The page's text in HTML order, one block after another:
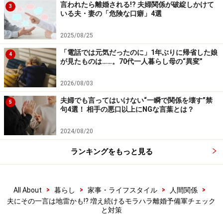
加齢に伴う容姿の変化はあたりまえのことで、自分も年
齢を重ねているはずですが、モラハラ傾向のある人は他
人には厳しく、自分には甘い傾向があるようです。「容
姿を気にしてほしいという希望を伝えるつもり」で、こ
のようなことを言ってしまう人もいるかも知れません
が、罵っているように聞こえます。
【言い換え】
容姿に気をつかってほしい場合は、現状をけなすことが
ないように伝えましょう。
康になってほしいから、気をつけて料理をするね」など
3
言われたら離婚される!? 夫婦関係が破綻しかけて
いる夫・妻の「危険な口癖」4選
2025/08/25
4
「電話では元気だったのに」1年ぶりに帰省した娘
が見たものは……。70代一人暮らし母の“異変”
2026/08/03
5
夫婦でも言ってはいけない“一瞬で関係を壊す”禁
句4選！ 相手の悪口以上にNGな言葉とは？
2024/08/20
ランキングをもっと見る
All About > 暮らし > 家事・ライフスタイル > 人間関係
>
夫にその一言は地雷かも!? 増え続けるモラハラ離婚予備軍チェック
と対策